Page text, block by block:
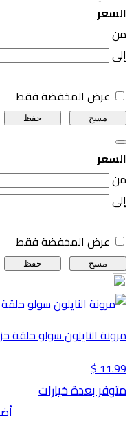
السعر
من
إلى
عرض المخفضة فقط
مسح حفظ
السعر
من
إلى
عرض المخفضة فقط
مسح حفظ
مرونة النايلون سولو حلقة
11.99 $
متوفر بعدة خيارات